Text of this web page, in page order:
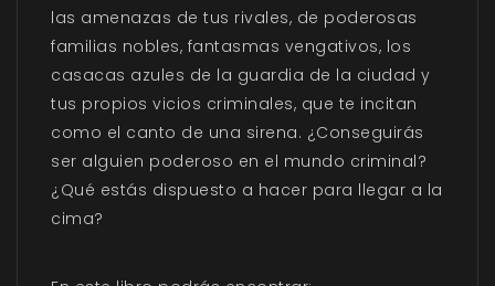
las amenazas de tus rivales, de poderosas
familias nobles, fantasmas vengativos, los
casacas azules de la guardia de la ciudad y
tus propios vicios criminales, que te incitan
como el canto de una sirena. ¿Conseguirás
ser alguien poderoso en el mundo criminal?
¿Qué estás dispuesto a hacer para llegar a la
cima?